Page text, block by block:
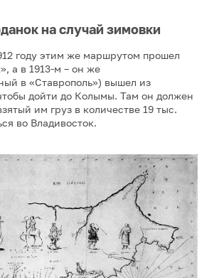
на случай зимовки
году этим же маршрутом прошел
а в 1913-м – он же
в «Ставрополь») вышел из
дойти до Колымы. Там он должен
им груз в количестве 19 тыс.
во Владивосток.